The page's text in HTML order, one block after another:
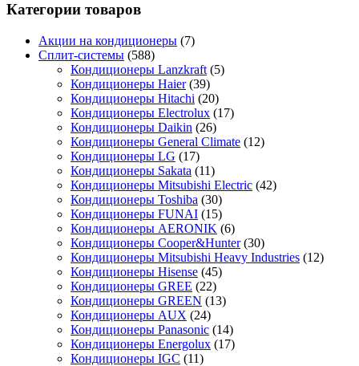
Категории товаров
Акции на кондиционеры (7)
Сплит-системы (588)
Кондиционеры Lanzkraft (5)
Кондиционеры Haier (39)
Кондиционеры Hitachi (20)
Кондиционеры Electrolux (17)
Кондиционеры Daikin (26)
Кондиционеры General Climate (12)
Кондиционеры LG (17)
Кондиционеры Sakata (11)
Кондиционеры Mitsubishi Electric (42)
Кондиционеры Toshiba (30)
Кондиционеры FUNAI (15)
Кондиционеры AERONIK (6)
Кондиционеры Cooper&Hunter (30)
Кондиционеры Mitsubishi Heavy Industries (12)
Кондиционеры Hisense (45)
Кондиционеры GREE (22)
Кондиционеры GREEN (13)
Кондиционеры AUX (24)
Кондиционеры Panasonic (14)
Кондиционеры Energolux (17)
Кондиционеры IGC (11)